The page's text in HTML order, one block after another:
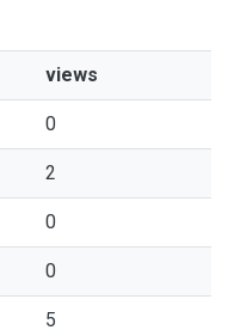
views
0
2
0
0
5